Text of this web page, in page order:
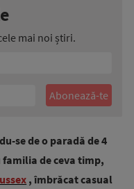
mai noi știri.
se de o paradă de 4
de ceva timp,
, îmbrăcat casual